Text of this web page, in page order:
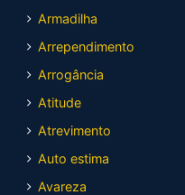
Armadilha
Arrependimento
Arrogância
Atitude
Atrevimento
Auto estima
Avareza